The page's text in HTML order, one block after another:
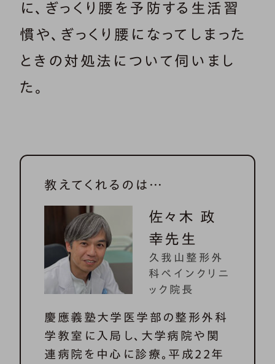
に、ぎっくり腰を予防する生活習
慣や、ぎっくり腰になってしまった
ときの対処法について伺いまし
た。
教えてくれるのは…
佐々木 政
幸先生
久我山整形外
科ペインクリニ
ック院長
慶應義塾大学医学部の整形外科
学教室に入局し、大学病院や関
連病院を中心に診療。平成22年